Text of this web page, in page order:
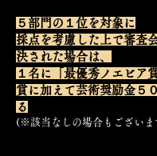
​５部門の１位を対象に
採点を考慮した上で審査
決された場合は、
１名に「最優秀ノエビア
賞に加えて芸術奨励金５
る
(※該当なしの場合もございま